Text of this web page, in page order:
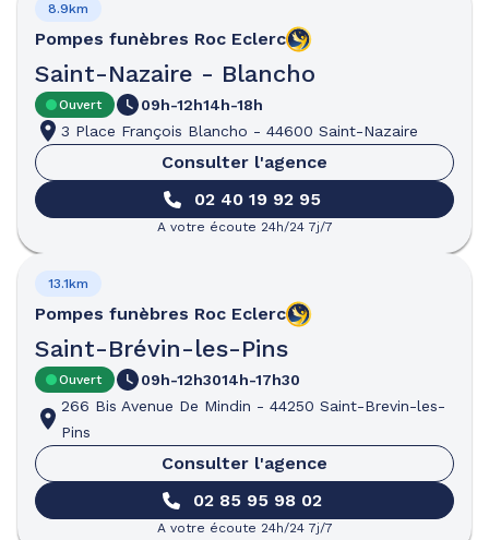
Pompes funèbres Roc Eclerc
Saint-Nazaire - Blancho
8.9km
Ouvert 09h-12h14h-18h
3 Place François Blancho - 44600 Saint-Nazaire
Consulter l'agence
02 40 19 92 95
A votre écoute 24h/24 7j/7
Pompes funèbres Roc Eclerc
Saint-Brévin-les-Pins
13.1km
Ouvert 09h-12h3014h-17h30
266 Bis Avenue De Mindin - 44250 Saint-Brevin-les-
Pins
Consulter l'agence
02 85 95 98 02
A votre écoute 24h/24 7j/7